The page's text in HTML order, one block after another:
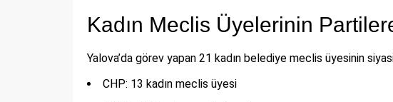
Kadın Meclis Üyelerinin Partilere
Yalova’da görev yapan 21 kadın belediye meclis üyesinin
CHP: 13 kadın meclis üyesi